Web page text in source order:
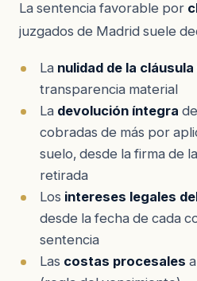
La sentencia favorable por
juzgados de Madrid suele
La nulidad de la
transparencia material
La devolución íntegra
cobradas de más por
suelo, desde la firma de
retirada
Los intereses legales
desde la fecha de cada
sentencia
Las costas procesales